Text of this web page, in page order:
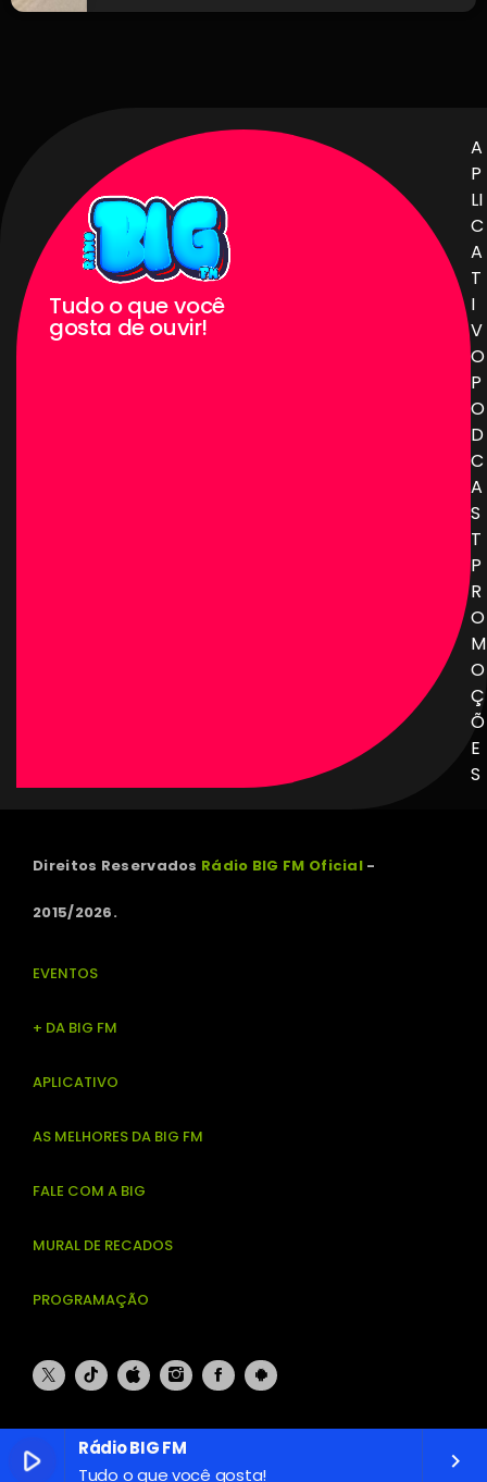
play_arrow
Rádio BIG FM
Tudo o que você gosta!
keyboard_arrow_right
Tudo o que você
gosta de ouvir!
A
P
LI
C
A
T
I
V
O
P
O
D
C
A
S
T
P
R
O
M
O
Ç
Õ
E
S
Direitos Reservados Rádio BIG FM Oficial -
2015/2026.
EVENTOS
+ DA BIG FM
APLICATIVO
AS MELHORES DA BIG FM
FALE COM A BIG
MURAL DE RECADOS
PROGRAMAÇÃO